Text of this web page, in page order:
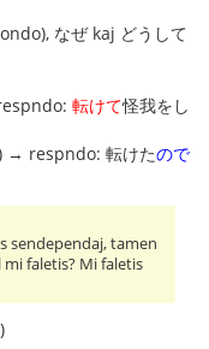
なぜ kaj どうして
転けて怪我をし
→ respndo: 転けたので
sendependaj, tamen
faletis? Mi faletis